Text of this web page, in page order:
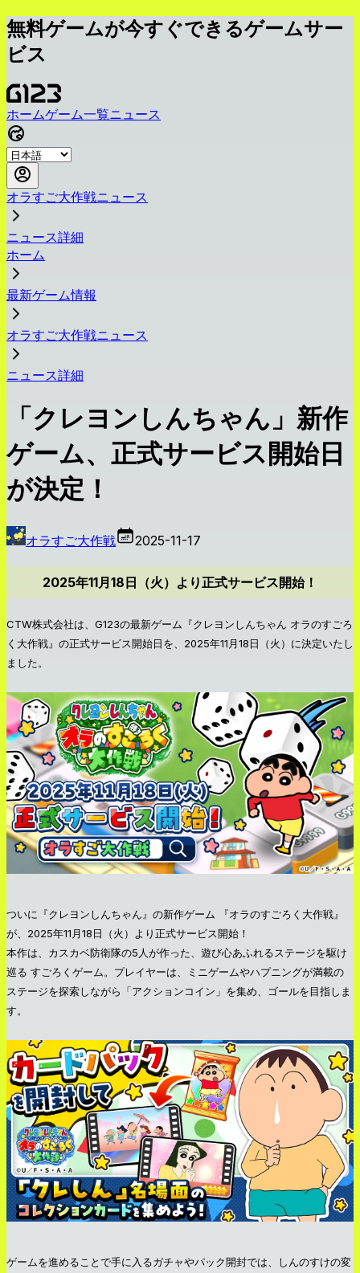
無料ゲームが今すぐできるゲームサー
ビス
ホームゲーム一覧ニュース
オラすご大作戦ニュース
ニュース詳細
ホーム
最新ゲーム情報
オラすご大作戦ニュース
ニュース詳細
「クレヨンしんちゃん」新作
ゲーム、正式サービス開始日
が決定！
オラすご大作戦 2025-11-17
2025年11月18日（火）より正式サービス開始！
CTW株式会社は、G123の最新ゲーム『クレヨンしんちゃん オラのすごろ
く大作戦』の正式サービス開始日を、2025年11月18日（火）に決定いたし
ました。
ついに『クレヨンしんちゃん』の新作ゲーム 『オラのすごろく大作戦』
が、2025年11月18日（火）より正式サービス開始！
本作は、カスカベ防衛隊の5人が作った、遊び心あふれるステージを駆け
巡る すごろくゲーム。プレイヤーは、ミニゲームやハプニングが満載の
ステージを探索しながら「アクションコイン」を集め、ゴールを目指しま
す。
ゲームを進めることで手に入るガチャやパック開封では、しんのすけの変